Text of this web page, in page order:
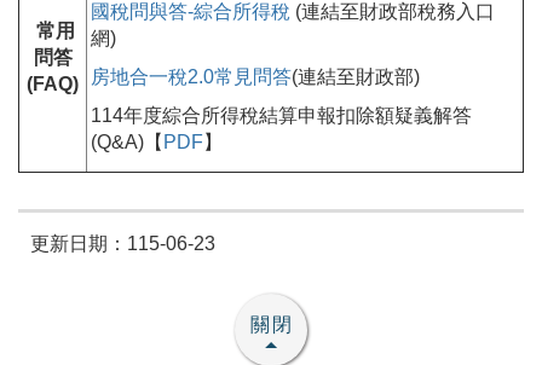
常用
問答
(FAQ)
國稅問與答-綜合所得稅 (連結至財政部稅務入口
網)
房地合一稅2.0常見問答(連結至財政部)
114年度綜合所得稅結算申報扣除額疑義解答
(Q&A)【 PDF】
更新日期：115-06-23
關閉